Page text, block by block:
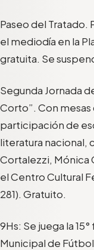
Paseo del Tratado.
el mediodía en la
gratuita. Se
Segunda Jornada
Corto”. Con
participación de
literatura nacional,
Cortalezzi, Mónica
el Centro Cultural
281). Gratuito.
9Hs: Se juega la
Municipal de